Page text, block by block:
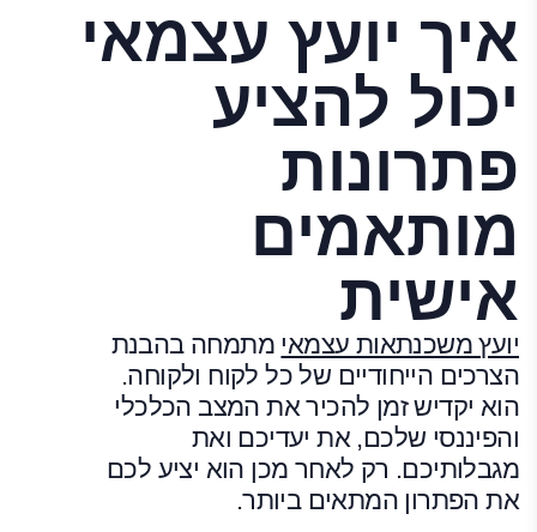
איך יועץ עצמאי
יכול להציע
פתרונות
מותאמים
אישית
יועץ משכנתאות עצמאי מתמחה בהבנת
הצרכים הייחודיים של כל לקוח ולקוחה.
הוא יקדיש זמן להכיר את המצב הכלכלי
והפיננסי שלכם, את יעדיכם ואת
מגבלותיכם. רק לאחר מכן הוא יציע לכם
את הפתרון המתאים ביותר.